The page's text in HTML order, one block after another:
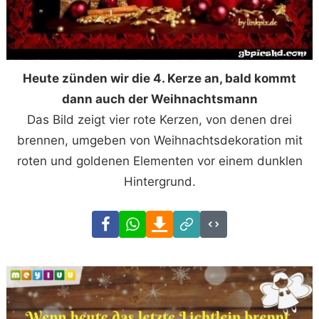
Heute zünden wir die 4. Kerze an, bald kommt
dann auch der Weihnachtsmann
Das Bild zeigt vier rote Kerzen, von denen drei
brennen, umgeben von Weihnachtsdekoration mit
roten und goldenen Elementen vor einem dunklen
Hintergrund.
FacebookWhatsAppDownload
Link
Code